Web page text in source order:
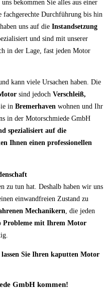
uns bekommen Sie alles aus einer
fachgerechte Durchführung bis hin
uns auf die Instandsetzung
und sind mit unserer
in der Lage, fast jeden Motor
kann viele Ursachen haben. Die
sind jedoch Verschleiß,
in Bremerhaven wohnen und Ihr
in der Motorschmiede GmbH
spezialisiert auf die
Ihnen einen professionellen
zu tun hat. Deshalb haben wir uns
einwandfreien Zustand zu
Mechanikern , die jeden
Probleme mit Ihrem Motor
Sie Ihren kaputten Motor
GmbH kommen!